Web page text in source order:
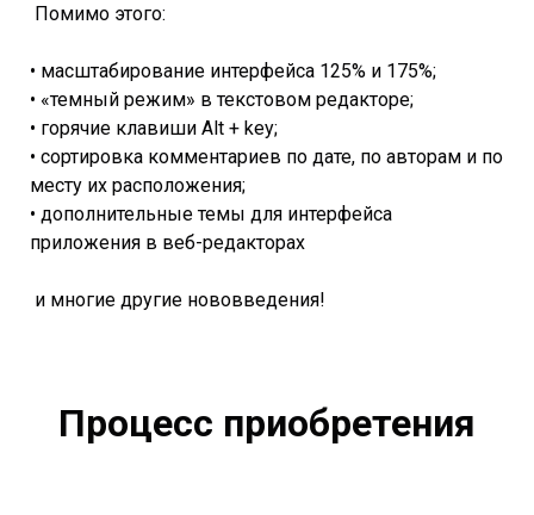
Помимо этого:
• масштабирование интерфейса 125% и 175%;
• «темный режим» в текстовом редакторе;
• горячие клавиши Alt + key;
• сортировка комментариев по дате, по авторам и по
месту их расположения;
• дополнительные темы для интерфейса
приложения в веб-редакторах
и многие другие нововведения!
Процесс приобретения